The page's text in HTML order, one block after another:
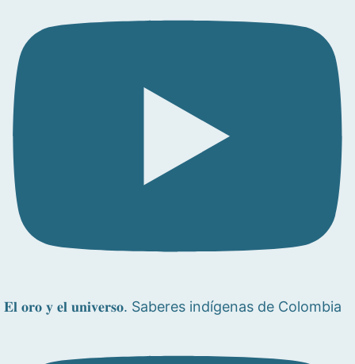
𝐄𝐥 𝐨𝐫𝐨 𝐲 𝐞𝐥 𝐮𝐧𝐢𝐯𝐞𝐫𝐬𝐨. Saberes indígenas de Colombia